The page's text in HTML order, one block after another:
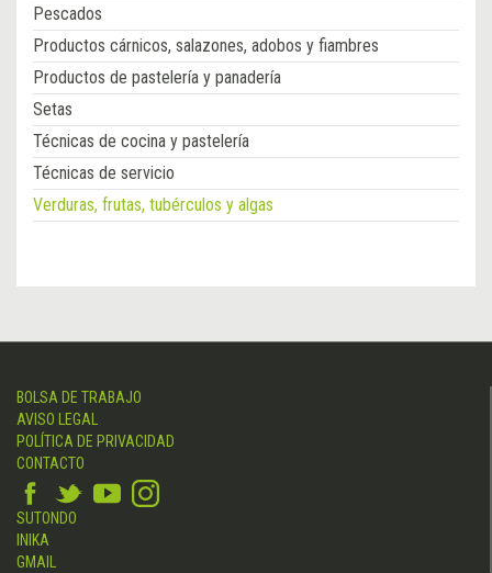
Pescados
Productos cárnicos, salazones, adobos y fiambres
Productos de pastelería y panadería
Setas
Técnicas de cocina y pastelería
Técnicas de servicio
Verduras, frutas, tubérculos y algas
BOLSA DE TRABAJO
AVISO LEGAL
POLÍTICA DE PRIVACIDAD
CONTACTO
SUTONDO
INIKA
GMAIL